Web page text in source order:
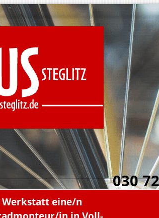
030
Werkstatt eine/n